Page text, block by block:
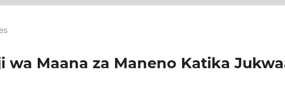
wa Maana za Maneno Katika